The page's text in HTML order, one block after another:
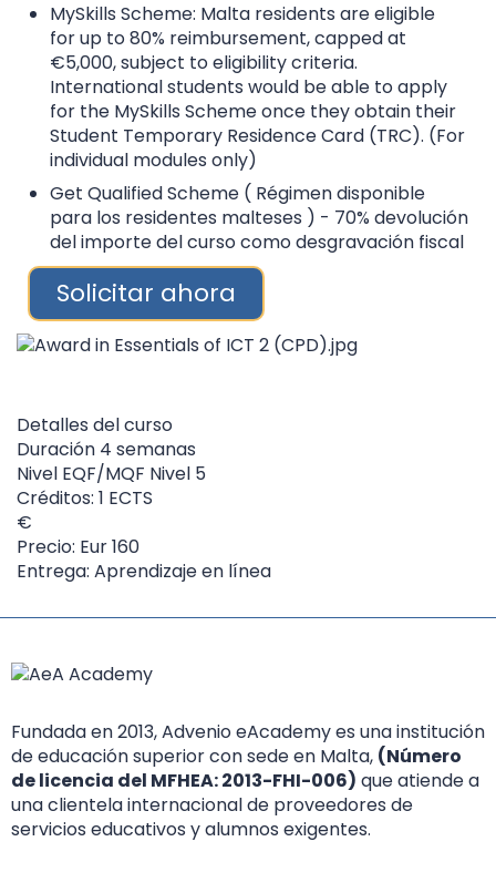
MySkills Scheme: Malta residents are eligible
for up to 80% reimbursement, capped at
€5,000, subject to eligibility criteria.
International students would be able to apply
for the MySkills Scheme once they obtain their
Student Temporary Residence Card (TRC). (For
individual modules only)
Get Qualified Scheme ( Régimen disponible
para los residentes malteses ) - 70% devolución
del importe del curso como desgravación fiscal
Solicitar ahora
Detalles del curso
Duración 4 semanas
Nivel EQF/MQF Nivel 5
Créditos: 1 ECTS
Precio: Eur 160
Entrega: Aprendizaje en línea
Fundada en 2013, Advenio eAcademy es una institución
de educación superior con sede en Malta, (Número
de licencia del MFHEA: 2013-FHI-006) que atiende a
una clientela internacional de proveedores de
servicios educativos y alumnos exigentes.